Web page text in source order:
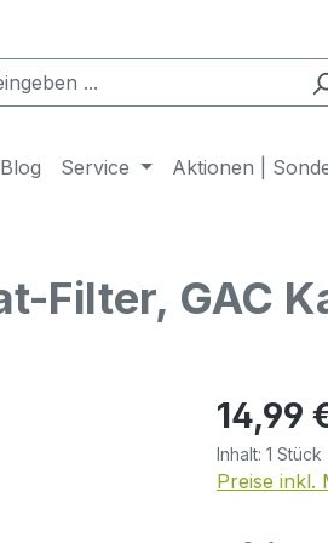
Blog Service Aktionen |
Filter, GAC
Regulärer
14,99
Inhalt: 1 Stück
Preise inkl.